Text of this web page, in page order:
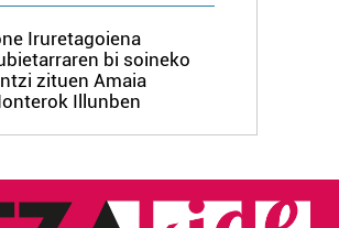
adierazpenean.
propioak eta hirugarrenen cookie-
ditu. Zure esperientzia eta
asmoz, cookie teknologiaz
Iruretagoiena
bi soineko
zituen Amaia
Illunben